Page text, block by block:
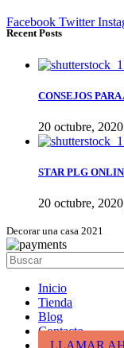
Facebook Twitter
Recent Posts
CONSEJOS
20 octubre, 2020
STAR PLG
20 octubre, 2020
Decorar una casa 2021
Inicio
Tienda
Blog
Contacto